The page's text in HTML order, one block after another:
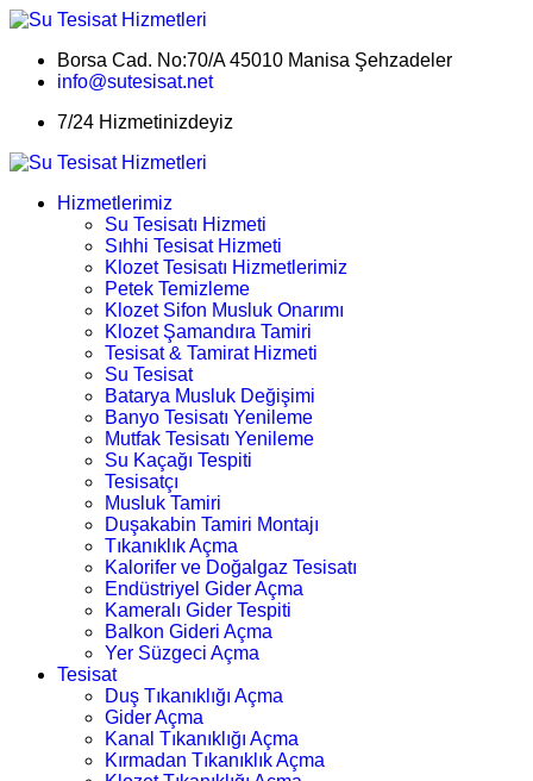
Borsa Cad. No:70/A 45010 Manisa Şehzadeler
info@sutesisat.net
7/24 Hizmetinizdeyiz
Hizmetlerimiz
Su Tesisatı Hizmeti
Sıhhi Tesisat Hizmeti
Klozet Tesisatı Hizmetlerimiz
Petek Temizleme
Klozet Sifon Musluk Onarımı
Klozet Şamandıra Tamiri
Tesisat & Tamirat Hizmeti
Su Tesisat
Batarya Musluk Değişimi
Banyo Tesisatı Yenileme
Mutfak Tesisatı Yenileme
Su Kaçağı Tespiti
Tesisatçı
Musluk Tamiri
Duşakabin Tamiri Montajı
Tıkanıklık Açma
Kalorifer ve Doğalgaz Tesisatı
Endüstriyel Gider Açma
Kameralı Gider Tespiti
Balkon Gideri Açma
Yer Süzgeci Açma
Tesisat
Duş Tıkanıklığı Açma
Gider Açma
Kanal Tıkanıklığı Açma
Kırmadan Tıkanıklık Açma